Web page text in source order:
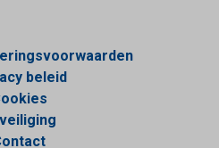
beleid